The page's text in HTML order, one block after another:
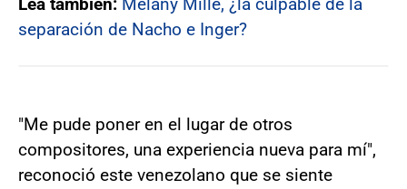
separación de Nacho e Inger?
"Me pude poner en el lugar de otros
compositores, una experiencia nueva para mí",
reconoció este venezolano que se siente